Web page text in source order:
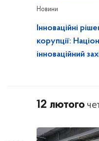
Новини
Інноваційні
корупції:
інноваційний
12 лютого